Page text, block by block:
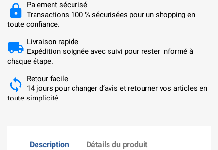
Paiement sécurisé
Transactions 100 % sécurisées pour un shopping en
toute confiance.
Livraison rapide
Expédition soignée avec suivi pour rester informé à
chaque étape.
Retour facile
14 jours pour changer d’avis et retourner vos articles en
toute simplicité.
Description Détails du produit